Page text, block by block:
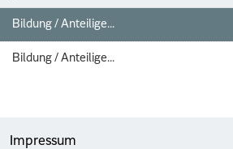
Bildung / Anteilige...
Bildung / Anteilige...
Impressum